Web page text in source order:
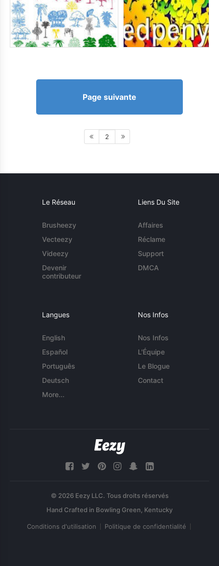
Page suivante
2
Le Réseau
Brusheezy
Vecteezy
Videezy
Devenir
contributeur
Liens Du Site
Affaires
Réclame
Support
DMCA
Langues
English
Español
Português
Deutsch
More...
Nos Infos
Nos Infos
L'Équipe
Le Blogue
Contact
© 2026 Eezy LLC. Tous droits réservés
Conditions d'utilisation Politique de confidentialité